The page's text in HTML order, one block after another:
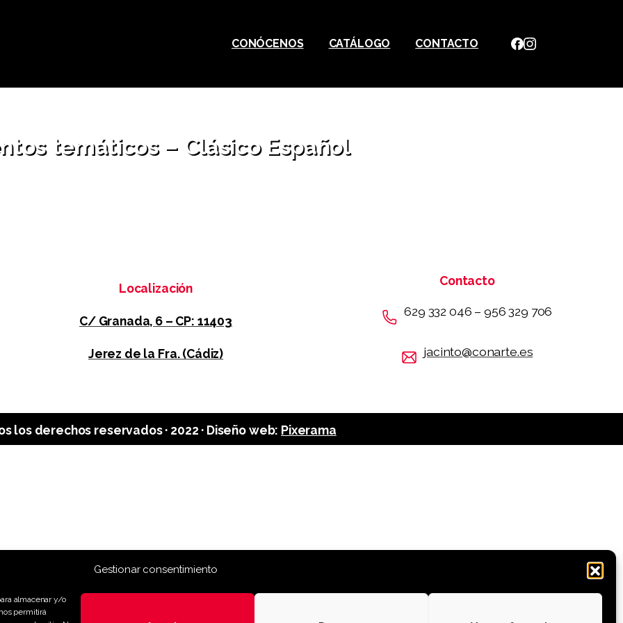
Gestionar consentimiento
almacenar y/o
permitirá
CONÓCENOS CATÁLOGO CONTACTO
temáticos – Clásico Español
Localización
C/ Granada, 6 – CP: 11403
Jerez de la Fra. (Cádiz)
Contacto
629 332 046 – 956 329 706
jacinto@conarte.es
los derechos reservados · 2022 · Diseño web: Pixerama